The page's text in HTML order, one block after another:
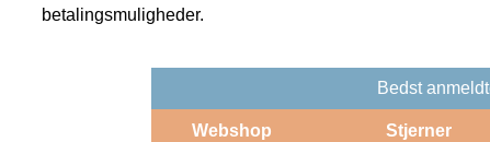
betalingsmuligheder.
Bedst
Webshop Stjerner